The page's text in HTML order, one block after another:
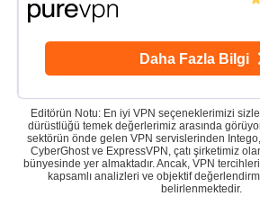
Daha Fazla Bilgi
Editörün Notu: En iyi VPN seçeneklerimizi
dürüstlüğü temek değerlerimiz arasında
sektörün önde gelen VPN servislerinden
CyberGhost ve ExpressVPN, çatı şirketimiz
bünyesinde yer almaktadır. Ancak, VPN
kapsamlı analizleri ve objektif
belirlenmektedir.